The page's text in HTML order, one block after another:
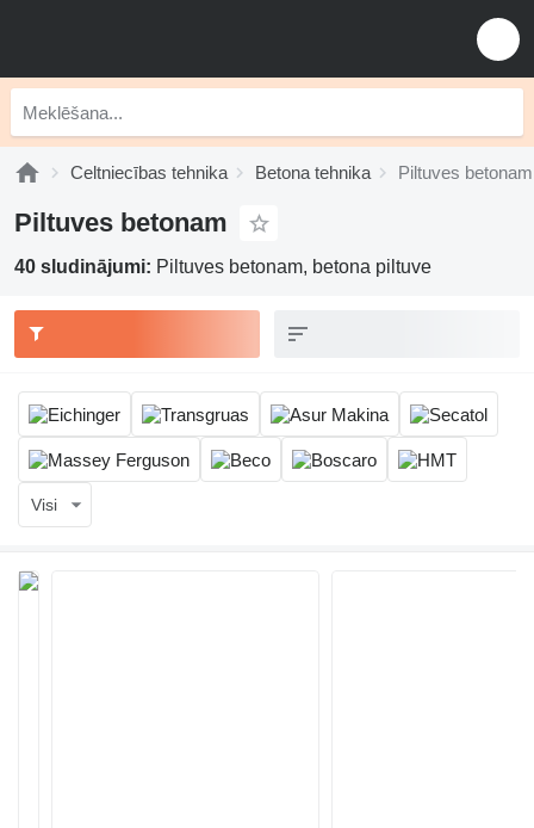
Celtniecības tehnika Betona tehnika Piltuves betonam
Piltuves betonam
40 sludinājumi: Piltuves betonam, betona piltuve
Visi